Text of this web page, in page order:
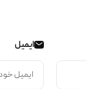
ایمیل